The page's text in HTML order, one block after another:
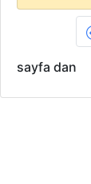
sayfa dan